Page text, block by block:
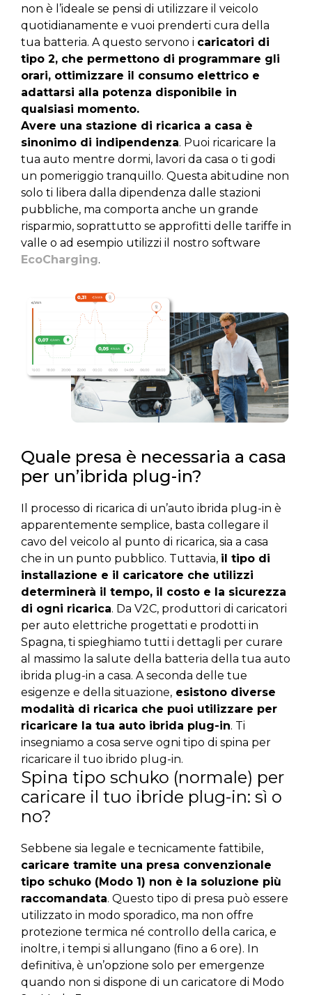
non è l’ideale se pensi di utilizzare il veicolo
quotidianamente e vuoi prenderti cura della
tua batteria. A questo servono i caricatori di
tipo 2, che permettono di programmare gli
orari, ottimizzare il consumo elettrico e
adattarsi alla potenza disponibile in
qualsiasi momento.
Avere una stazione di ricarica a casa è
sinonimo di indipendenza. Puoi ricaricare la
tua auto mentre dormi, lavori da casa o ti godi
un pomeriggio tranquillo. Questa abitudine non
solo ti libera dalla dipendenza dalle stazioni
pubbliche, ma comporta anche un grande
risparmio, soprattutto se approfitti delle tariffe in
valle o ad esempio utilizzi il nostro software
EcoCharging.
Quale presa è necessaria a casa
per un’ibrida plug-in?
Il processo di ricarica di un’auto ibrida plug-in è
apparentemente semplice, basta collegare il
cavo del veicolo al punto di ricarica, sia a casa
che in un punto pubblico. Tuttavia, il tipo di
installazione e il caricatore che utilizzi
determinerà il tempo, il costo e la sicurezza
di ogni ricarica. Da V2C, produttori di caricatori
per auto elettriche progettati e prodotti in
Spagna, ti spieghiamo tutti i dettagli per curare
al massimo la salute della batteria della tua auto
ibrida plug-in a casa. A seconda delle tue
esigenze e della situazione, esistono diverse
modalità di ricarica che puoi utilizzare per
ricaricare la tua auto ibrida plug-in. Ti
insegniamo a cosa serve ogni tipo di spina per
ricaricare il tuo ibrido plug-in.
Spina tipo schuko (normale) per
caricare il tuo ibride plug-in: sì o
no?
Sebbene sia legale e tecnicamente fattibile,
caricare tramite una presa convenzionale
tipo schuko (Modo 1) non è la soluzione più
raccomandata. Questo tipo di presa può essere
utilizzato in modo sporadico, ma non offre
protezione termica né controllo della carica, e
inoltre, i tempi si allungano (fino a 6 ore). In
definitiva, è un’opzione solo per emergenze
quando non si dispone di un caricatore di Modo